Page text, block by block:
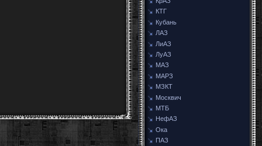
КТГ
Кубань
ЛАЗ
ЛиАЗ
ЛуАЗ
МАЗ
МАРЗ
МЗКТ
Москвич
МТБ
НефАЗ
Ока
ПАЗ